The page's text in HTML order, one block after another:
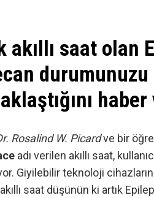
saat olan
haber
Rosalind W. Picardve bir
adı verilen akıllı saat,
Giyilebilir teknoloji
saat düşünün ki artık